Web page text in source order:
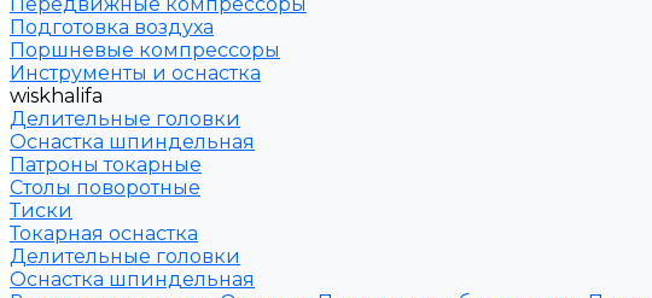
Подготовка воздуха
Поршневые компрессоры
Инструменты и оснастка
wiskhalifa
Делительные головки
Оснастка шпиндельная
Патроны токарные
Столы поворотные
Тиски
Токарная оснастка
Делительные головки
Оснастка шпиндельная